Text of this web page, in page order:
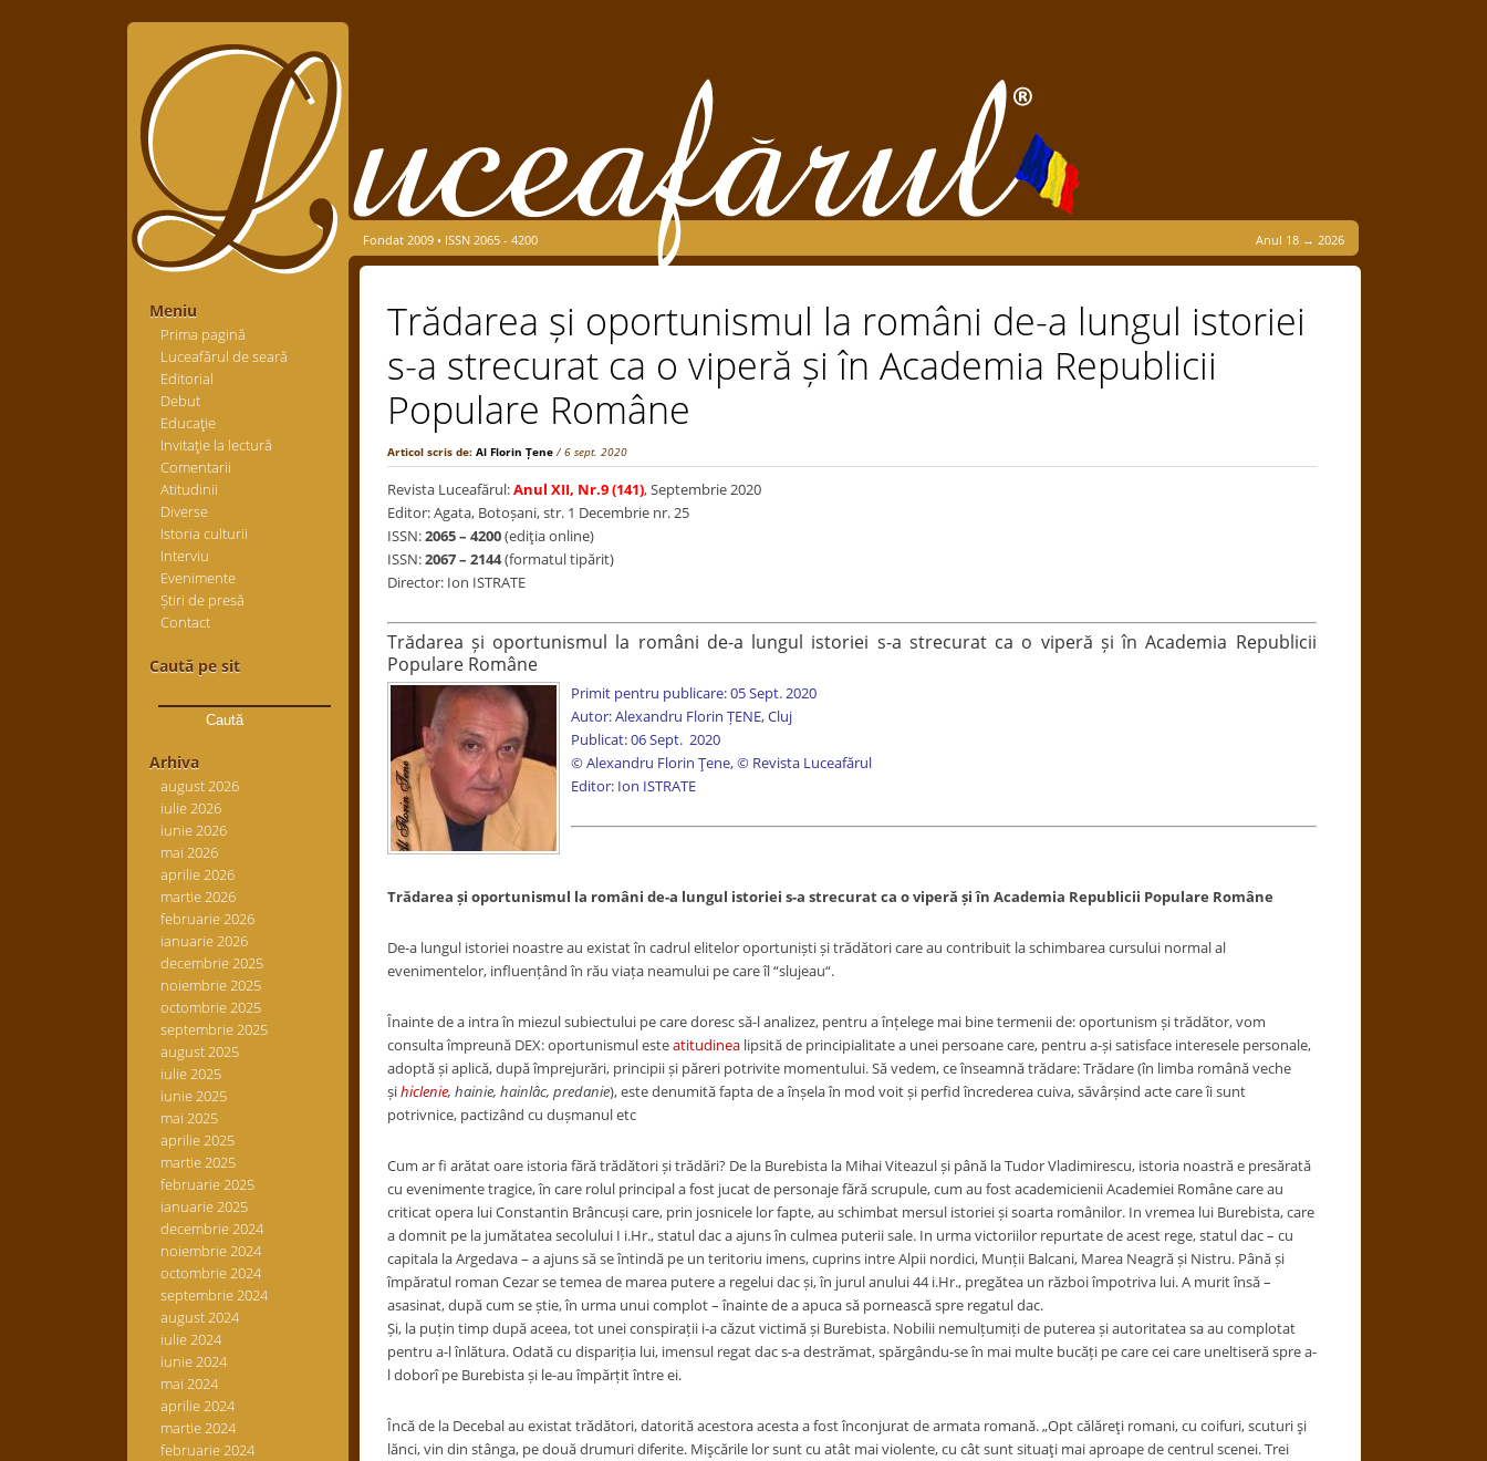
Meniu
Prima pagină
Luceafărul de seară
Editorial
Debut
Educaţie
Invitaţie la lectură
Comentarii
Atitudinii
Diverse
Istoria culturii
Interviu
Evenimente
Știri de presă
Contact
Caută pe sit
după:
Arhiva
august 2026
iulie 2026
iunie 2026
mai 2026
aprilie 2026
martie 2026
februarie 2026
ianuarie 2026
decembrie 2025
noiembrie 2025
octombrie 2025
septembrie 2025
august 2025
iulie 2025
iunie 2025
mai 2025
aprilie 2025
martie 2025
februarie 2025
ianuarie 2025
decembrie 2024
noiembrie 2024
octombrie 2024
septembrie 2024
august 2024
iulie 2024
iunie 2024
mai 2024
aprilie 2024
martie 2024
februarie 2024
Fondat 2009 • ISSN 2065 - 4200 Anul 18 → 2026
Trădarea și oportunismul la români de-a lungul istoriei
s-a strecurat ca o viperă și în Academia Republicii
Populare Române
Articol scris de: Al Florin Țene / 6 sept. 2020
Revista Luceafărul:Anul XII, Nr.9 (141),Septembrie 2020
Editor: Agata, Botoșani, str. 1 Decembrie nr. 25
ISSN:2065 – 4200(ediţia online)
ISSN:2067 – 2144(formatul tipărit)
Director: Ion ISTRATE
Trădarea și oportunismul la români de-a lungul istoriei s-a strecurat ca o viperă și în Academia Republicii
Populare Române
Primit pentru publicare: 05 Sept. 2020
Autor: Alexandru Florin ȚENE, Cluj
Publicat: 06 Sept. 2020
© Alexandru Florin Țene, © Revista Luceafărul
Editor: Ion ISTRATE
Trădarea și oportunismul la români de-a lungul istoriei s-a strecurat ca o viperă și în Academia Republicii Populare Române
De-a lungul istoriei noastre au existat în cadrul elitelor oportuniști și trădători care au contribuit la schimbarea cursului normal al
evenimentelor, influențând în rău viața neamului pe care îl “slujeau“.
Înainte de a intra în miezul subiectului pe care doresc să-l analizez, pentru a înțelege mai bine termenii de: oportunism și trădător, vom
consulta împreună DEX: oportunismul esteatitudinealipsită de principialitate a unei persoane care, pentru a-și satisface interesele personale,
adoptă și aplică, după împrejurări, principii și păreri potrivite momentului. Să vedem, ce înseamnă trădare: Trădare (în limba română veche
șihiclenie, hainie, hainlâc, predanie), este denumită fapta de a înșela în mod voit și perfid încrederea cuiva, săvârșind acte care îi sunt
potrivnice, pactizând cu dușmanul etc
Cum ar fi arătat oare istoria fără trădători și trădări? De la Burebista la Mihai Viteazul și până la Tudor Vladimirescu, istoria noastră e presărată
cu evenimente tragice, în care rolul principal a fost jucat de personaje fără scrupule, cum au fost academicienii Academiei Române care au
criticat opera lui Constantin Brâncuși care, prin josnicele lor fapte, au schimbat mersul istoriei și soarta românilor. In vremea lui Burebista, care
a domnit pe la jumătatea secolului I i.Hr., statul dac a ajuns în culmea puterii sale. In urma victoriilor repurtate de acest rege, statul dac – cu
capitala la Argedava – a ajuns să se întindă pe un teritoriu imens, cuprins intre Alpii nordici, Munții Balcani, Marea Neagră și Nistru. Până și
împăratul roman Cezar se temea de marea putere a regelui dac și, în jurul anului 44 i.Hr., pregătea un război împotriva lui. A murit însă –
asasinat, după cum se știe, în urma unui complot – înainte de a apuca să pornească spre regatul dac.
Și, la puțin timp după aceea, tot unei conspirații i-a căzut victimă și Burebista. Nobilii nemulțumiți de puterea și autoritatea sa au complotat
pentru a-l înlătura. Odată cu dispariția lui, imensul regat dac s-a destrămat, spărgându-se în mai multe bucăți pe care cei care uneltiseră spre a-
l doborî pe Burebista și le-au împărțit între ei.
Încă de la Decebal au existat trădători, datorită acestora acesta a fost înconjurat de armata romană. „Opt călăreţi romani, cu coifuri, scuturi şi
lănci, vin din stânga, pe două drumuri diferite. Mişcările lor sunt cu atât mai violente, cu cât sunt situaţi mai aproape de centrul scenei. Trei